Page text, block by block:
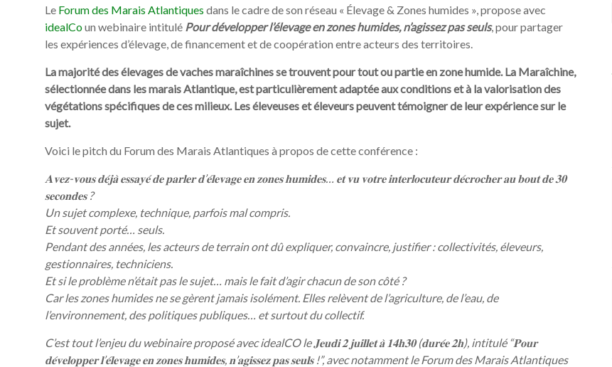
Le Forum des Marais Atlantiques dans le cadre de son réseau « Élevage & Zones humides », propose avec
idealCoun webinaire intitulé Pour développer l’élevage en zones humides, n’agissez pas seuls, pour partager
les expériences d’élevage, de financement et de coopération entre acteurs des territoires.
La majorité des élevages de vaches maraîchines se trouvent pour tout ou partie en zone humide. La Maraîchine,
sélectionnée dans les marais Atlantique, est particulièrement adaptée aux conditions et à la valorisation des
végétations spécifiques de ces milieux. Les éleveuses et éleveurs peuvent témoigner de leur expérience sur le
sujet.
Voici le pitch du Forum des Marais Atlantiques à propos de cette conférence :
𝐀𝐯𝐞𝐳-𝐯𝐨𝐮𝐬 𝐝𝐞́𝐣𝐚̀ 𝐞𝐬𝐬𝐚𝐲𝐞́ 𝐝𝐞 𝐩𝐚𝐫𝐥𝐞𝐫 𝐝’𝐞́𝐥𝐞𝐯𝐚𝐠𝐞 𝐞𝐧 𝐳𝐨𝐧𝐞𝐬 𝐡𝐮𝐦𝐢𝐝𝐞𝐬… 𝐞𝐭 𝐯𝐮 𝐯𝐨𝐭𝐫𝐞 𝐢𝐧𝐭𝐞𝐫𝐥𝐨𝐜𝐮𝐭𝐞𝐮𝐫 𝐝𝐞́𝐜𝐫𝐨𝐜𝐡𝐞𝐫 𝐚𝐮 𝐛𝐨𝐮𝐭 𝐝𝐞 𝟑𝟎
𝐬𝐞𝐜𝐨𝐧𝐝𝐞𝐬 ?
Un sujet complexe, technique, parfois mal compris.
Et souvent porté… seuls.
Pendant des années, les acteurs de terrain ont dû expliquer, convaincre, justifier : collectivités, éleveurs,
gestionnaires, techniciens.
Et si le problème n’était pas le sujet… mais le fait d’agir chacun de son côté ?
Car les zones humides ne se gèrent jamais isolément. Elles relèvent de l’agriculture, de l’eau, de
l’environnement, des politiques publiques… et surtout du collectif.
C’est tout l’enjeu du webinaire proposé avec idealCO le 𝐉𝐞𝐮𝐝𝐢 𝟐 𝐣𝐮𝐢𝐥𝐥𝐞𝐭 𝐚̀ 𝟏𝟒𝐡𝟑𝟎 (𝐝𝐮𝐫𝐞́𝐞 𝟐𝐡), intitulé “𝐏𝐨𝐮𝐫
𝐝𝐞́𝐯𝐞𝐥𝐨𝐩𝐩𝐞𝐫 𝐥’𝐞́𝐥𝐞𝐯𝐚𝐠𝐞 𝐞𝐧 𝐳𝐨𝐧𝐞𝐬 𝐡𝐮𝐦𝐢𝐝𝐞𝐬, 𝐧’𝐚𝐠𝐢𝐬𝐬𝐞𝐳 𝐩𝐚𝐬 𝐬𝐞𝐮𝐥𝐬 !”, avec notamment le Forum des Marais Atlantiques